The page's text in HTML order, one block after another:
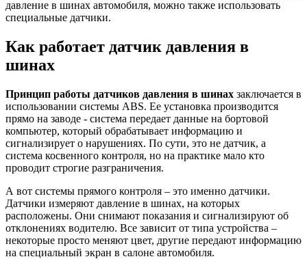
давление в шинах автомобиля, можно также использовать
специальные датчики.
Как работает датчик давления в
шинах
Принцип работы датчиков давления в шинах заключается в
использовании системы ABS. Ее установка производится
прямо на заводе - система передает данные на бортовой
компьютер, который обрабатывает информацию и
сигнализирует о нарушениях. По сути, это не датчик, а
система косвенного контроля, но на практике мало кто
проводит строгие разграничения.
А вот системы прямого контроля – это именно датчики.
Датчики измеряют давление в шинах, на которых
расположены. Они снимают показания и сигнализируют об
отклонениях водителю. Все зависит от типа устройства –
некоторые просто меняют цвет, другие передают информацию
на специальный экран в салоне автомобиля.